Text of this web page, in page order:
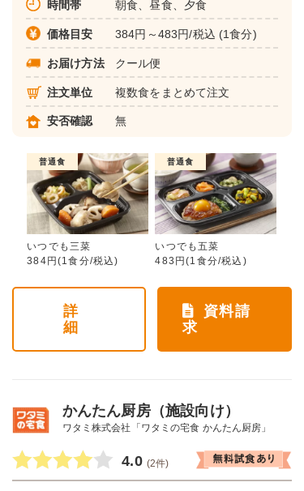
時間帯 朝食、昼食、夕食
価格目安 384円～483円/税込 (1食分)
お届け方法 クール便
注文単位 複数食をまとめて注文
安否確認 無
普通食
いつでも三菜
384円(1食分/税込)
普通食
いつでも五菜
483円(1食分/税込)
詳
細
資料請
求
かんたん厨房（施設向け）
ワタミ株式会社「ワタミの宅食 かんたん厨房」
4.0 (2件)